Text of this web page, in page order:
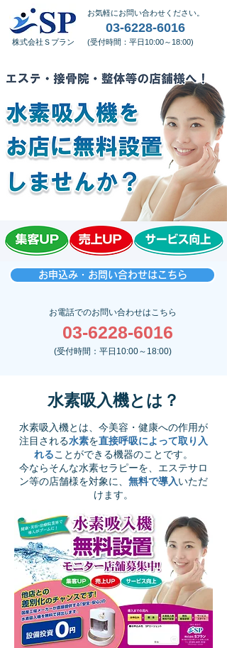
​株式会社Ｓプラン
​お気軽にお問い合わせください。
03-6228-6016
​(受付時間：平日10:00～18:00)
お申込み・お問い合わせはこちら
​お電話でのお問い合わせはこちら
03-6228-6016
​(受付時間：平日10:00～18:00)
水素吸入機とは？
水素吸入機とは、今美容・健康への作用が
注目される水素を直接呼吸によって取り入
れることができる機器のことです。​
今ならそんな水素セラピーを、エステサロ
ン等の店舗様を対象に、 無料で導入いただ
けます。